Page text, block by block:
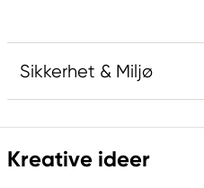
Sikkerhet & Miljø
Ansvarlig EU
Derwent
Kreative ideer